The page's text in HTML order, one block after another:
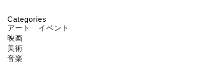
Categories
アート イベント
映画
美術
音楽